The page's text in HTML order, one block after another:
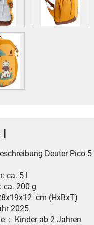
Deuter Pico 5
ca. 5 l
ca. 200 g
cm (HxBxT)
2025
- Kategorie ‏ : ‎ Kinder ab 2 Jahren